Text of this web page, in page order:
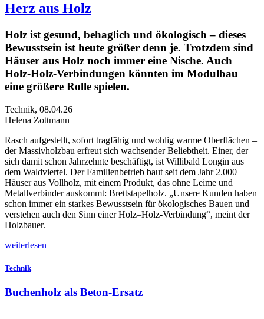
Herz aus Holz
Holz ist gesund, behaglich und ökologisch – dieses
Bewusstsein ist heute größer denn je. Trotzdem sind
Häuser aus Holz noch immer eine Nische. Auch
Holz-Holz-Verbindungen könnten im Modulbau
eine größere Rolle spielen.
Technik, 08.04.26
Helena Zottmann
Rasch aufgestellt, sofort tragfähig und wohlig warme Oberflächen –
der Massivholzbau erfreut sich wachsender Beliebtheit. Einer, der
sich damit schon Jahrzehnte beschäftigt, ist Willibald Longin aus
dem Waldviertel. Der Familienbetrieb baut seit dem Jahr 2.000
Häuser aus Vollholz, mit einem Produkt, das ohne Leime und
Metallverbinder auskommt: Brettstapelholz. „Unsere Kunden haben
schon immer ein starkes Bewusstsein für ökologisches Bauen und
verstehen auch den Sinn einer Holz–Holz-Verbindung“, meint der
Holzbauer.
weiterlesen
Technik
Buchenholz als Beton-Ersatz